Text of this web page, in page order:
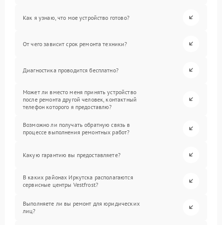
Как я узнаю, что мое устройство готово?
От чего зависит срок ремонта техники?
Диагностика проводится бесплатно?
Может ли вместо меня принять устройство
после ремонта другой человек, контактный
телефон которого я предоставлю?
Возможно ли получать обратную связь в
процессе выполнения ремонтных работ?
Какую гарантию вы предоставляете?
В каких районах Иркутска располагаются
сервисные центры Vestfrost?
Выполняете ли вы ремонт для юридических
лиц?